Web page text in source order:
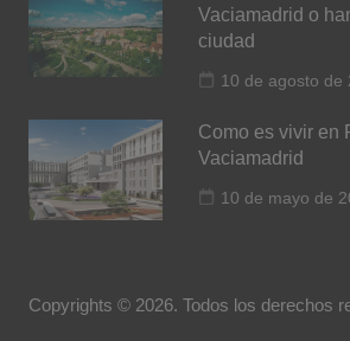
Vaciamadrid o
ciudad
10 de agosto de
Como es vivir en
Vaciamadrid
10 de mayo de
Copyrights © 2026. Todos los derechos